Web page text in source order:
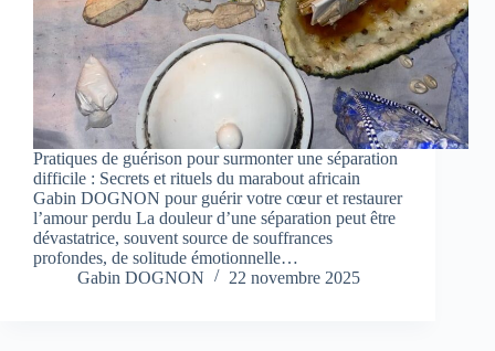
Pratiques de guérison pour surmonter une séparation
difficile : Secrets et rituels du marabout africain
Gabin DOGNON pour guérir votre cœur et restaurer
l’amour perdu La douleur d’une séparation peut être
dévastatrice, souvent source de souffrances
profondes, de solitude émotionnelle…
Gabin DOGNON
22 novembre 2025